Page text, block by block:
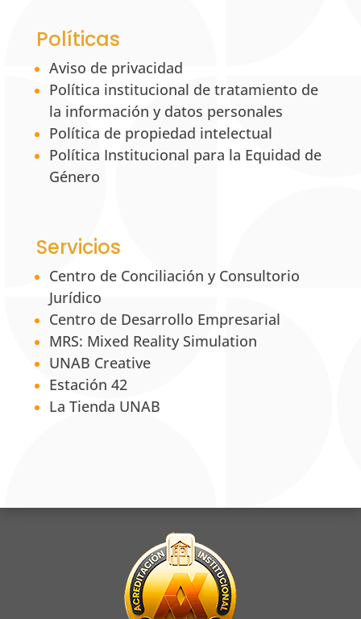
Políticas
Aviso de privacidad
Política institucional de tratamiento de
la información y datos personales
Política de propiedad intelectual
Política Institucional para la Equidad de
Género
Servicios
Centro de Conciliación y Consultorio
Jurídico
Centro de Desarrollo Empresarial
MRS: Mixed Reality Simulation
UNAB Creative
Estación 42
La Tienda UNAB